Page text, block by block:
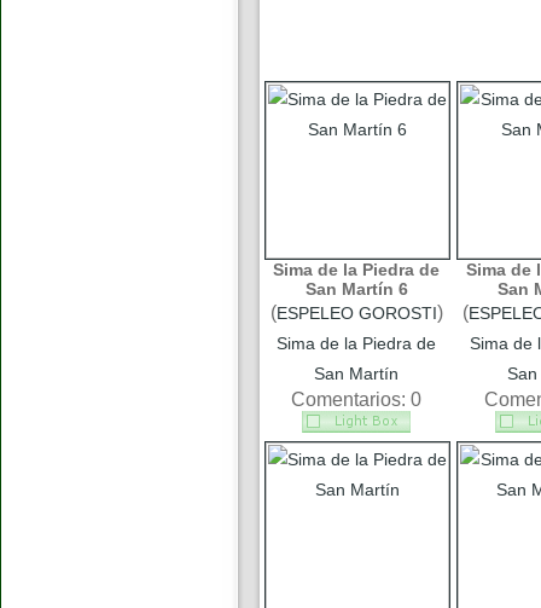
Sima de la Piedra de
San Martín 6
(ESPELEO GOROSTI)
Sima de la Piedra de
San Martín
Comentarios: 0
Sima de
San
(
Sima de